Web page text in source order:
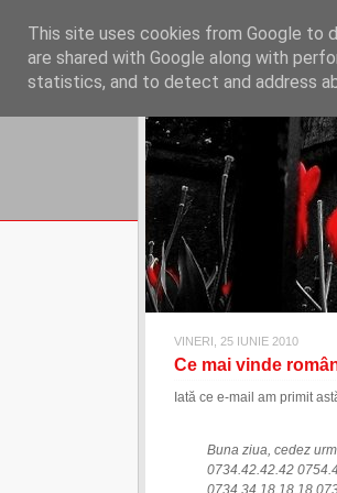
REFLECŢII
blog de reflecţii, informaţii şi
VINERI, 25 IUNIE 2010
Ce mai vinde
Iată ce e-mail am primit
Buna ziua, cedez
0734.42.42.42
0734.34.18.18.18
This site uses cookies from Google to
are shared with Google along with
statistics, and to detect and address